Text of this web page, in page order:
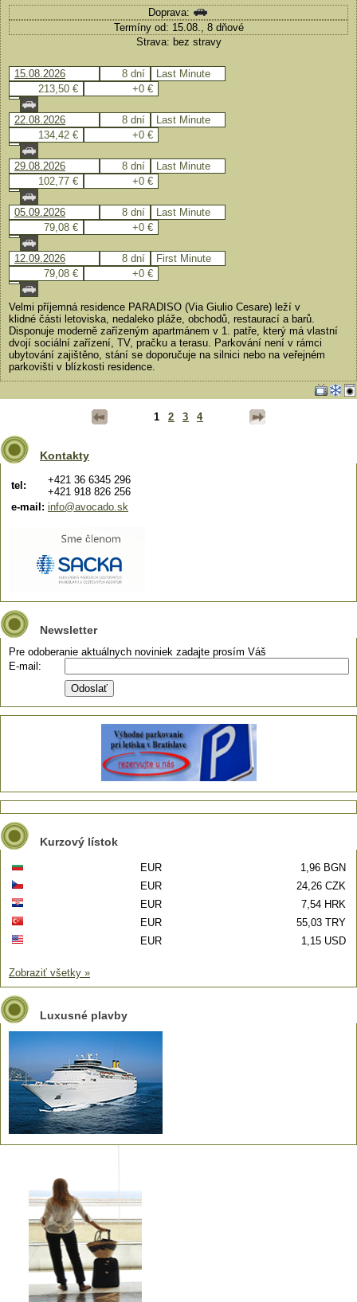
Doprava:
Termíny od: 15.08., 8 dňové
Strava: bez stravy
15.08.2026 8 dní
Last Minute
213,50 €
+0 €
22.08.2026 8 dní
Last Minute
134,42 €
+0 €
29.08.2026 8 dní
Last Minute
102,77 €
+0 €
05.09.2026 8 dní
Last Minute
79,08 €
+0 €
12.09.2026 8 dní
First Minute
79,08 €
+0 €
Velmi příjemná residence PARADISO (Via Giulio Cesare) leží v
klidné části letoviska, nedaleko pláže, obchodů, restaurací a barů.
Disponuje moderně zařízeným apartmánem v 1. patře, který má vlastní
dvojí sociální zařízení, TV, pračku a terasu. Parkování není v rámci
ubytování zajištěno, stání se doporučuje na silnici nebo na veřejném
parkovišti v blízkosti residence.
1 2 3 4
Kontakty
tel:
+421 36 6345 296
+421 918 826 256
e-mail: info@avocado.sk
Newsletter
Pre odoberanie aktuálnych noviniek zadajte prosím Váš
E-mail:
Kurzový lístok
EUR
1,96 BGN
EUR
24,26 CZK
EUR
7,54 HRK
EUR
55,03 TRY
EUR
1,15 USD
Zobraziť všetky »
Luxusné plavby